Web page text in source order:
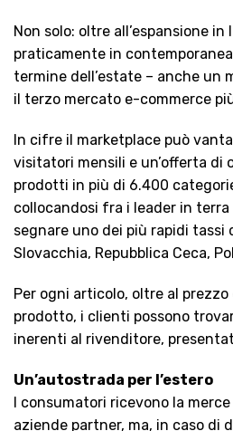
Non solo: oltre all’espansione
praticamente in
termine dell’estate – anche un
il terzo mercato e-commerce
In cifre il marketplace può
visitatori mensili e un’offerta di
prodotti in più di 6.400
collocandosi fra i leader in
segnare uno dei più rapidi tassi
Slovacchia, Repubblica Ceca,
Per ogni articolo, oltre al
prodotto, i clienti possono
inerenti al rivenditore,
Un’autostrada per l’estero
I consumatori ricevono la
aziende partner, ma, in caso di